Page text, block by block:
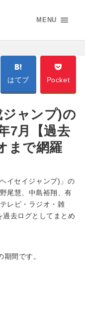
MENU
はてブ Pocket
ャンプ)の
7月【過去
まで網羅
イセイジャンプ)」の
尾慧、中島裕翔、有
レビ・ラジオ・雑
去ログとしてまとめ
間です。